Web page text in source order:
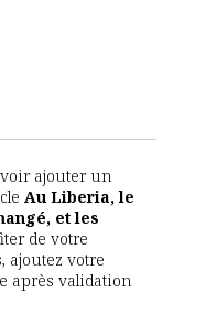
ajouter un
Au Liberia, le
et les
de votre
ajoutez votre
après validation